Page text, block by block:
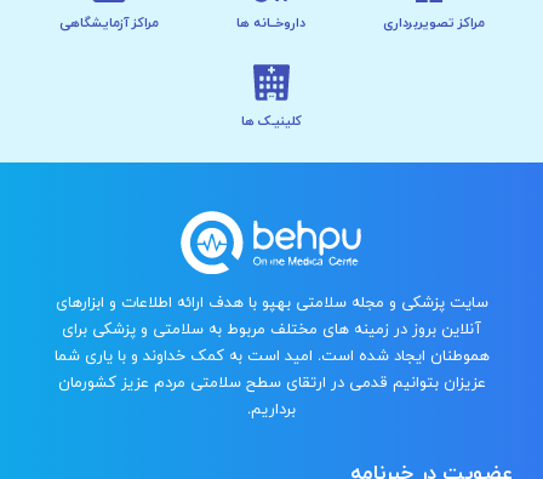
مراکز تصویربرداری داروخــانه ها مراکز آزمایشگاهی
کلینیـک ها
سایت پزشکی و مجله سلامتی بهپو با هدف ارائه اطلاعات و ابزارهای
آنلاین بروز در زمینه های مختلف مربوط به سلامتی و پزشکی برای
هموطنان ایجاد شده است. امید است به کمک خداوند و با یاری شما
عزیزان بتوانیم قدمی در ارتقای سطح سلامتی مردم عزیز کشورمان
برداریم.